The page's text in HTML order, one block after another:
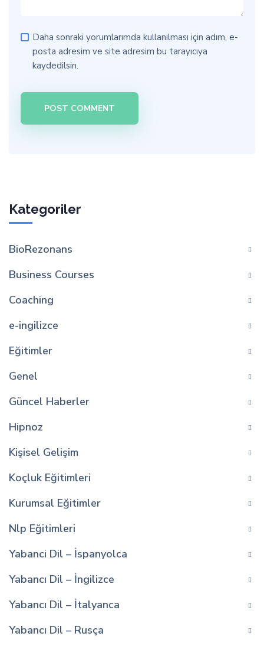
Daha sonraki yorumlarımda kullanılması için adım, e-
posta adresim ve site adresim bu tarayıcıya
kaydedilsin.
Kategoriler
BioRezonans
Business Courses
Coaching
e-ingilizce
Eğitimler
Genel
Güncel Haberler
Hipnoz
Kişisel Gelişim
Koçluk Eğitimleri
Kurumsal Eğitimler
Nlp Eğitimleri
Yabanci Dil – İspanyolca
Yabancı Dil – İngilizce
Yabancı Dil – İtalyanca
Yabancı Dil – Rusça